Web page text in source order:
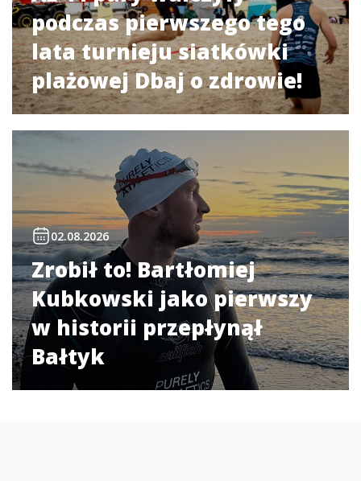
podczas pierwszego tego
lata turnieju siatkówki
plażowej Dbaj o zdrowie!
02.08.2026
Zrobił to! Bartłomiej
Kubkowski jako pierwszy
w historii przepłynął
Bałtyk